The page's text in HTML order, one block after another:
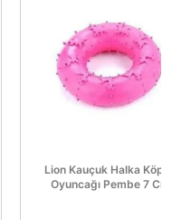
Lion Kauçuk Halka
Oyuncağı Pembe 7 Cm